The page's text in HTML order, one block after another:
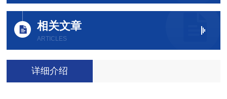
相关文章
ARTICLES
详细介绍